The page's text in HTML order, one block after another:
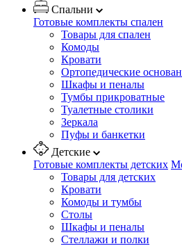
Спальни
Готовые комплекты спален
Товары для спален
Комоды
Кровати
Ортопедические
Шкафы и пеналы
Тумбы прикроватные
Туалетные столики
Зеркала
Пуфы и банкетки
Детские
Готовые комплекты детских
Товары для детских
Кровати
Комоды и тумбы
Столы
Шкафы и пеналы
Стеллажи и полки